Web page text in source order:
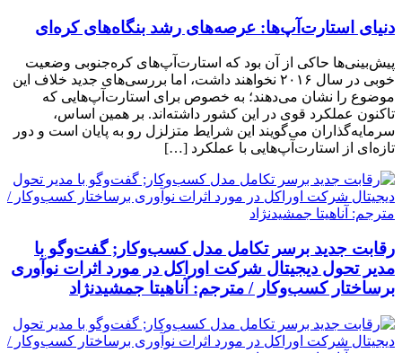
دنیای استارت‌آپ‌ها: عرصه‌های رشد بنگاه‌های کره‌ای‌
پیش‌بینی‌ها حاکی از آن بود که استارت‌آپ‌های کره‌جنوبی وضعیت
خوبی در سال ۲۰۱۶ نخواهند داشت، اما بررسی‌های جدید خلاف این
موضوع را نشان می‌دهند؛ به خصوص برای استارت‌آپ‌هایی که
تاکنون عملکرد قوی در این کشور داشته‌اند. بر همین اساس،
سرمایه‌گذاران می‌گویند این شرایط متزلزل رو به پایان است و دور
تازه‌ای از استارت‌آپ‌هایی با عملکرد […]
رقابت جدید برسر تکامل مدل کسب‌و‌کار; گفت‌وگو با
مدیر تحول دیجیتال شرکت اوراکل در مورد اثرات نوآوری
برساختار کسب‌وکار / مترجم: آناهیتا جمشیدنژاد